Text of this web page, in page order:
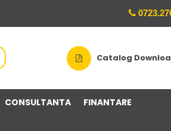
Catalog
CONSULTANTA FINANTARE